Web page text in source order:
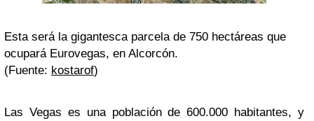
Esta será la gigantesca parcela de 750 hectáreas que
ocupará Eurovegas, en Alcorcón.
(Fuente: kostarof)
Las Vegas es una población de 600.000 habitantes, y